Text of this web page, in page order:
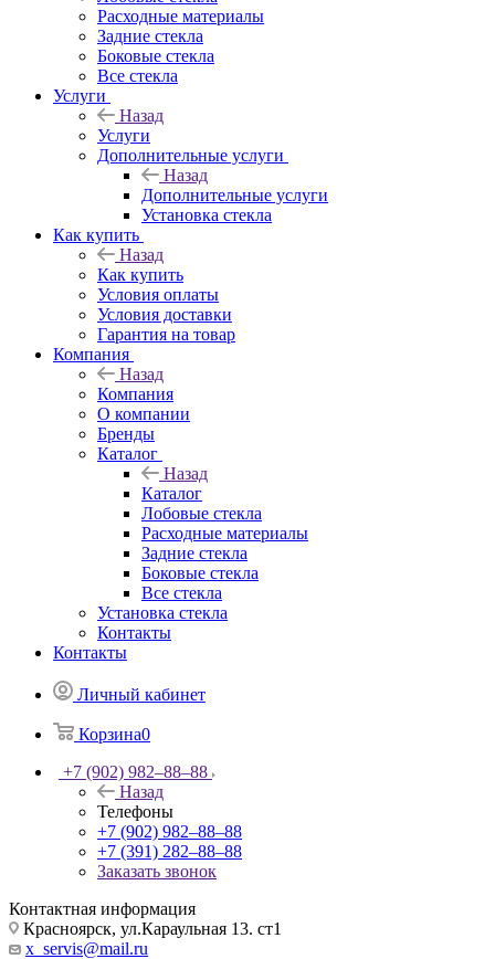
Расходные материалы
Задние стекла
Боковые стекла
Все стекла
Услуги
Назад
Услуги
Дополнительные услуги
Назад
Дополнительные услуги
Установка стекла
Как купить
Назад
Как купить
Условия оплаты
Условия доставки
Гарантия на товар
Компания
Назад
Компания
О компании
Бренды
Каталог
Назад
Каталог
Лобовые стекла
Расходные материалы
Задние стекла
Боковые стекла
Все стекла
Установка стекла
Контакты
Контакты
Личный кабинет
Корзина0
+7 (902) 982‒88‒88
Назад
Телефоны
+7 (902) 982‒88‒88
+7 (391) 282‒88‒88
Заказать звонок
Контактная информация
Красноярск, ул.Караульная 13. ст1
x_servis@mail.ru